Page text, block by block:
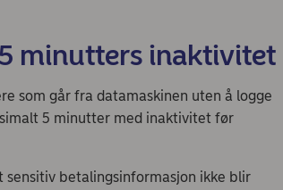
minutters inaktivitet
som går fra datamaskinen uten å logge
5 minutter med inaktivitet før
betalingsinformasjon ikke blir